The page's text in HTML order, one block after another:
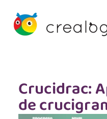
Crucidrac:
de